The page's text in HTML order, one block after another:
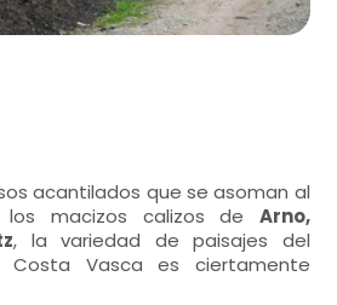
acantilados que se asoman al
los macizos calizos de Arno,
, la variedad de paisajes del
Costa Vasca es ciertamente